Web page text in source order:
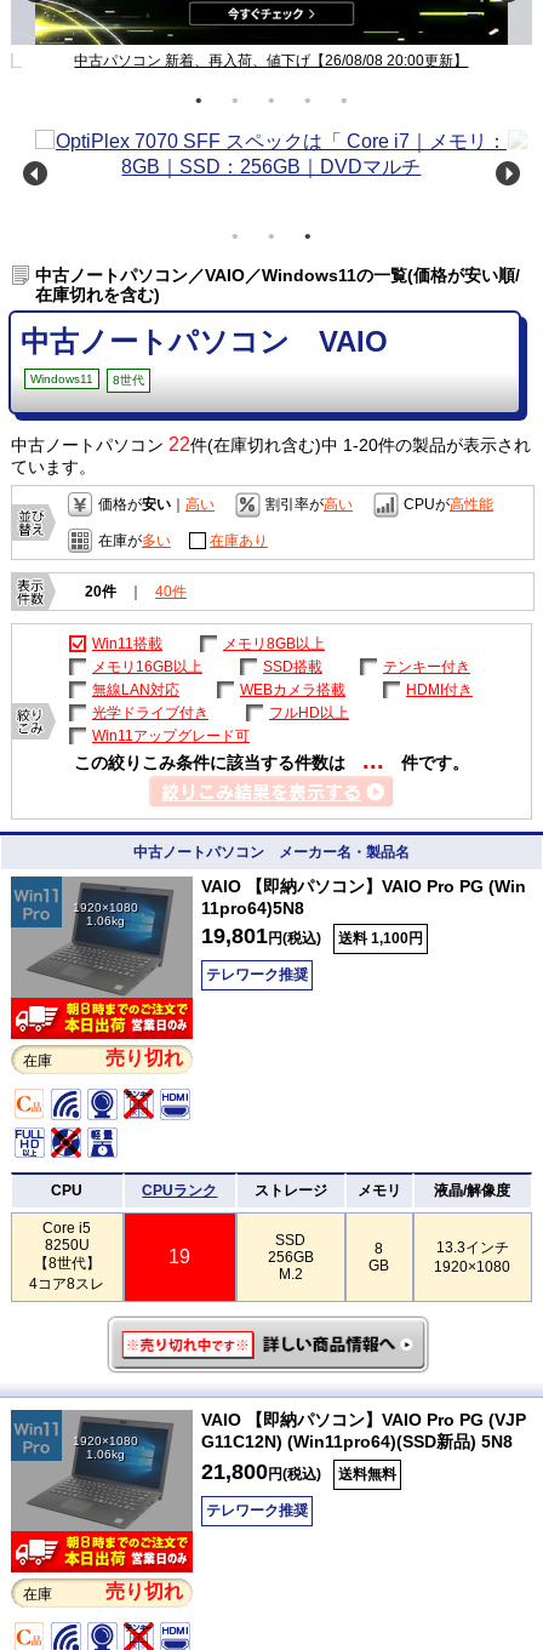
中古パソコン 新着、再入荷、値下げ【26/08/08 20:00更新】
中古ノートパソコン／VAIO／Windows11の一覧(価格が安い順/
在庫切れを含む)
中古ノートパソコン VAIO
Windows11 8世代
中古ノートパソコン 22件(在庫切れ含む)中 1-20件の製品が表示され
ています。
価格が安い｜ 高い 割引率が高い CPUが高性能
在庫が多い 在庫あり
20件 ｜ 40件
Win11搭載
メモリ8GB以上
メモリ16GB以上
SSD搭載
テンキー付き
無線LAN対応
WEBカメラ搭載
HDMI付き
光学ドライブ付き
フルHD以上
Win11アップグレード可
この絞りこみ条件に該当する件数は ... 件です。
中古ノートパソコン メーカー名・製品名
1920×1080
1.06kg
在庫 売り切れ
VAIO 【即納パソコン】VAIO Pro PG (Win
11pro64)5N8
19,801円(税込) 送料 1,100円
テレワーク推奨
CPU CPUランク ストレージ メモリ 液晶/解像度
Core i5
8250U
【8世代】
4コア8スレ
19
SSD
256GB
M.2
8
GB
13.3インチ
1920×1080
1920×1080
1.06kg
在庫 売り切れ
VAIO 【即納パソコン】VAIO Pro PG (VJP
G11C12N) (Win11pro64)(SSD新品) 5N8
21,800円(税込) 送料無料
テレワーク推奨